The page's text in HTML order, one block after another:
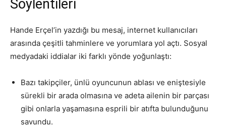
Söylentileri
Hande Erçel’in yazdığı bu mesaj, internet kullanıcıları
arasında çeşitli tahminlere ve yorumlara yol açtı. Sosyal
medyadaki iddialar iki farklı yönde yoğunlaştı:
Bazı takipçiler, ünlü oyuncunun ablası ve eniştesiyle
sürekli bir arada olmasına ve adeta ailenin bir parçası
gibi onlarla yaşamasına esprili bir atıfta bulunduğunu
savundu.